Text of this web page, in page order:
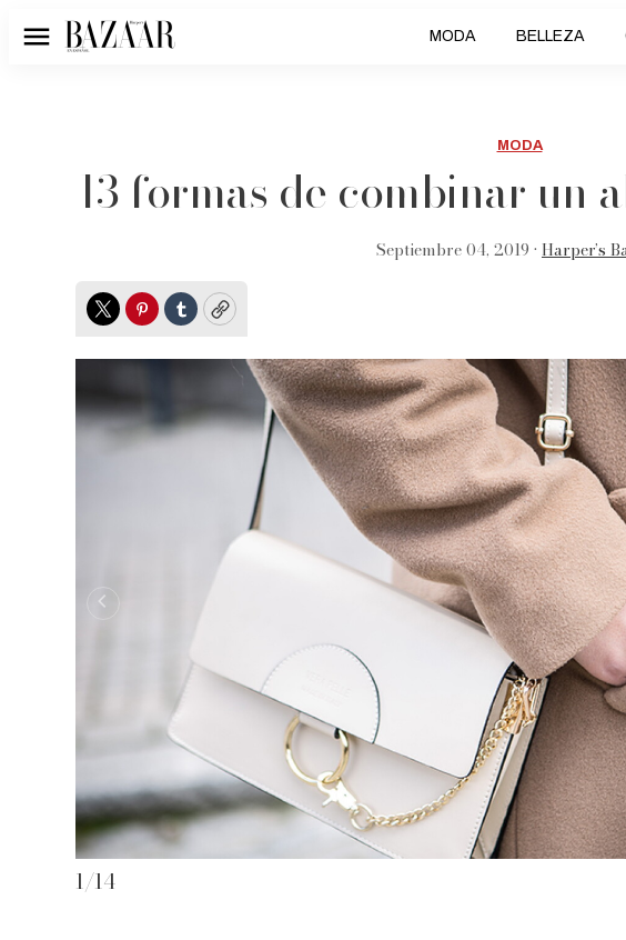
Menú MODA BELLEZA
MODA
13 formas de combinar un
Septiembre 04, 2019 • Harper’s
TwitterPinterest
TumblrCopy
1/14